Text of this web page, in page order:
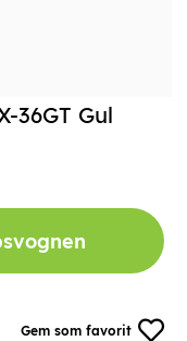
Gem som favorit
36GT Gul